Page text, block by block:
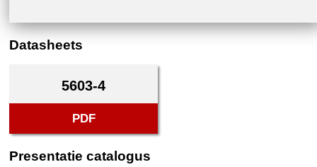
Datasheets
5603-4
PDF
Presentatie catalogus